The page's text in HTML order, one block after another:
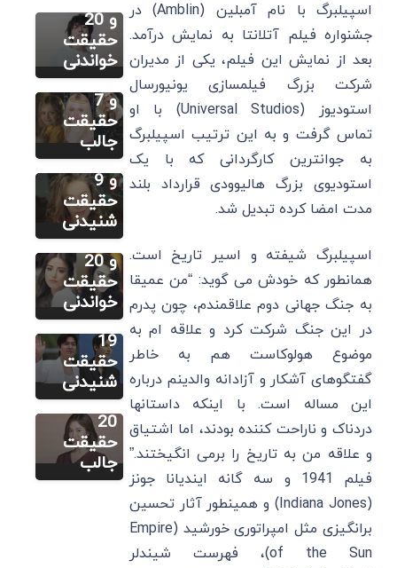
اسپیلبرگ با نام آمبلین (Amblin) در
جشنواره فیلم آتلانتا به نمایش درآمد.
بعد از نمایش این فیلم، یکی از مدیران
شرکت بزرگ فیلمسازی یونیورسال
استودیوز (Universal Studios) با او
تماس گرفت و به این ترتیب اسپیلبرگ
به جوانترین کارگردانی که با یک
استودیوی بزرگ هالیوودی قرارداد بلند
مدت امضا کرده تبدیل شد.
اسپیلبرگ شیفته و اسیر تاریخ است.
همانطور که خودش می گوید: “من عمیقا
به جنگ جهانی دوم علاقمندم، چون پدرم
در این جنگ شرکت کرد و علاقه ام به
موضوع هولوکاست هم به خاطر
گفتگوهای آشکار و آزادانه والدینم درباره
این مساله است. با اینکه داستانها
دردناک و ناراحت کننده بودند، اما اشتیاق
و علاقه من به تاریخ را برمی انگیختند.”
فیلم 1941 و سه گانه ایندیانا جونز
(Indiana Jones) و همینطور آثار تحسین
برانگیزی مثل امپراتوری خورشید (Empire
of the Sun)، فهرست شیندلر
و 20
حقیقت
خواندنی
زندگینامه،
بهترین
فیلم و
سریال ها
و 7
حقیقت
جالب
سایر
بورجو
بیریجیک:
زندگینامه،
بهترین
فیلم و
سریال ها
و 9
حقیقت
شنیدنی
سایر
اوزگه
گورل:
زندگینامه،
بهترین
آهنگ ها
و 20
حقیقت
خواندنی
سایر
لی مینهو:
زندگینامه،
بهترین
فیلم ها و
19
حقیقت
شنیدنی
سایر
سونگ هه
کیو:
زندگینامه،
بهترین
فیلم ها و
20
حقیقت
جالب